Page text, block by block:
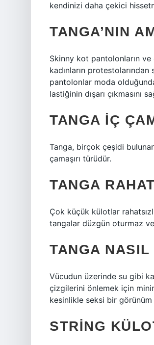
kendinizi daha çekici
TANGA’NIN
Skinny kot pantolonların
kadınların
pantolonlar moda
lastiğinin dışarı çıkmasını
TANGA IÇ
Tanga, birçok çeşidi
çamaşırı türüdür.
TANGA
Çok küçük külotlar
tangalar düzgün oturmaz
TANGA
Vücudun üzerinde su gibi
çizgilerini önlemek için
kesinlikle seksi bir görünüm
STRING